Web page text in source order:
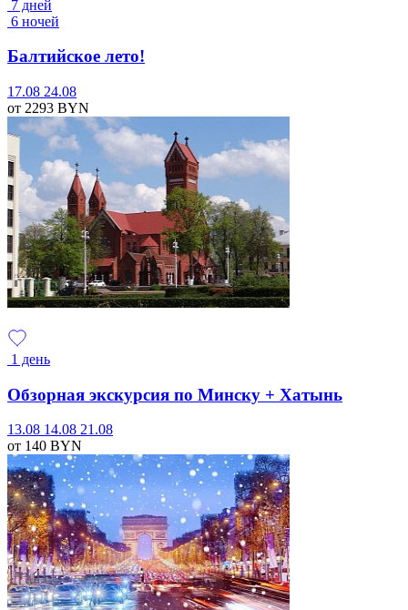
7 дней
6 ночей
Балтийское лето!
17.08 24.08
от 2293 BYN
1 день
Обзорная экскурсия по Минску + Хатынь
13.08 14.08 21.08
от 140 BYN